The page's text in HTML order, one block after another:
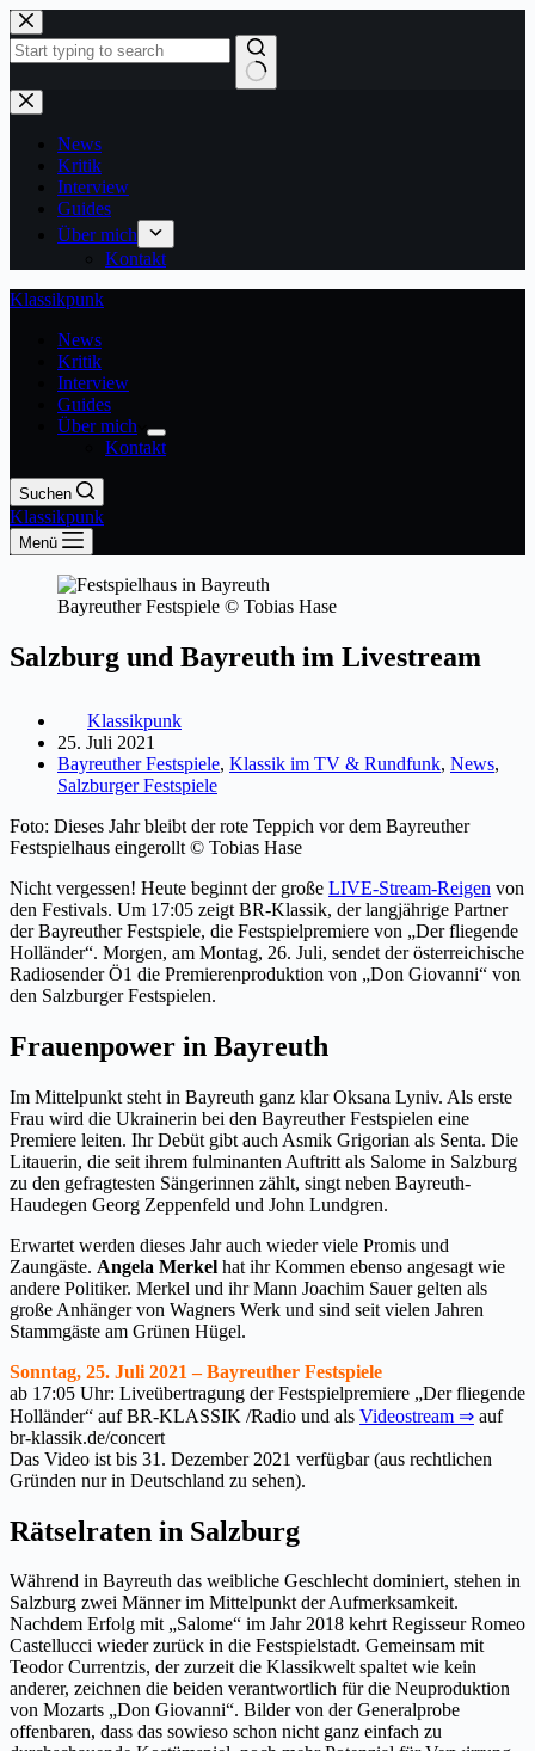
Zum
Inhalt
springen
Keine
Ergebnisse
News
Kritik
Interview
Guides
Über mich
Kontakt
Klassikpunk
News
Kritik
Interview
Guides
Über mich
Kontakt
Suchen
Klassikpunk
Menü
Bayreuther Festspiele © Tobias Hase
Salzburg und Bayreuth im Livestream
Klassikpunk
25. Juli 2021
Bayreuther Festspiele, Klassik im TV & Rundfunk, News,
Salzburger Festspiele
Foto: Dieses Jahr bleibt der rote Teppich vor dem Bayreuther
Festspielhaus eingerollt © Tobias Hase
Nicht vergessen! Heute beginnt der große LIVE-Stream-Reigen von
den Festivals. Um 17:05 zeigt BR-Klassik, der langjährige Partner
der Bayreuther Festspiele, die Festspielpremiere von „Der fliegende
Holländer“. Morgen, am Montag, 26. Juli, sendet der österreichische
Radiosender Ö1 die Premierenproduktion von „Don Giovanni“ von
den Salzburger Festspielen.
Frauenpower in Bayreuth
Im Mittelpunkt steht in Bayreuth ganz klar Oksana Lyniv. Als erste
Frau wird die Ukrainerin bei den Bayreuther Festspielen eine
Premiere leiten. Ihr Debüt gibt auch Asmik Grigorian als Senta. Die
Litauerin, die seit ihrem fulminanten Auftritt als Salome in Salzburg
zu den gefragtesten Sängerinnen zählt, singt neben Bayreuth-
Haudegen Georg Zeppenfeld und John Lundgren.
Erwartet werden dieses Jahr auch wieder viele Promis und
Zaungäste. Angela Merkel hat ihr Kommen ebenso angesagt wie
andere Politiker. Merkel und ihr Mann Joachim Sauer gelten als
große Anhänger von Wagners Werk und sind seit vielen Jahren
Stammgäste am Grünen Hügel.
Sonntag, 25. Juli 2021 – Bayreuther Festspiele
ab 17:05 Uhr: Liveübertragung der Festspielpremiere „Der fliegende
Holländer“ auf BR-KLASSIK /Radio und als Videostream ⇒ auf
br-klassik.de/concert
Das Video ist bis 31. Dezember 2021 verfügbar (aus rechtlichen
Gründen nur in Deutschland zu sehen).
Rätselraten in Salzburg
Während in Bayreuth das weibliche Geschlecht dominiert, stehen in
Salzburg zwei Männer im Mittelpunkt der Aufmerksamkeit.
Nachdem Erfolg mit „Salome“ im Jahr 2018 kehrt Regisseur Romeo
Castellucci wieder zurück in die Festspielstadt. Gemeinsam mit
Teodor Currentzis, der zurzeit die Klassikwelt spaltet wie kein
anderer, zeichnen die beiden verantwortlich für die Neuproduktion
von Mozarts „Don Giovanni“. Bilder von der Generalprobe
offenbaren, dass das sowieso schon nicht ganz einfach zu